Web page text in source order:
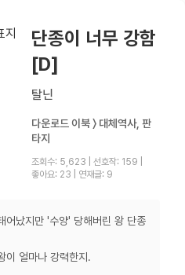
단종이 너무 강함
[D]
탈닌
다운로드 이북 〉 대체역사, 판
타지
조회수: 5,623 선호작: 159
좋아요: 23
연재글: 9
어났지만 '수양' 당해버린 왕 단종
이 얼마나 강력한지.